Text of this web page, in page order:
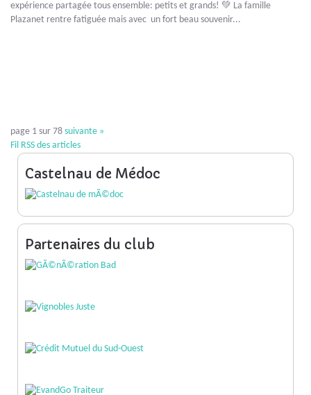
expérience partagée tous ensemble: petits et grands! 💚 La famille
Plazanet rentre fatiguée mais avec un fort beau souvenir...
page 1 sur 78 suivante »
Fil RSS des articles
Castelnau de Médoc
Partenaires du club